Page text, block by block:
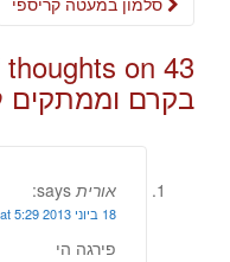
43 thoughts on “
בקרם וממתקים
אורית says:
18 ביוני 2013 at 5:29
פירגה הי